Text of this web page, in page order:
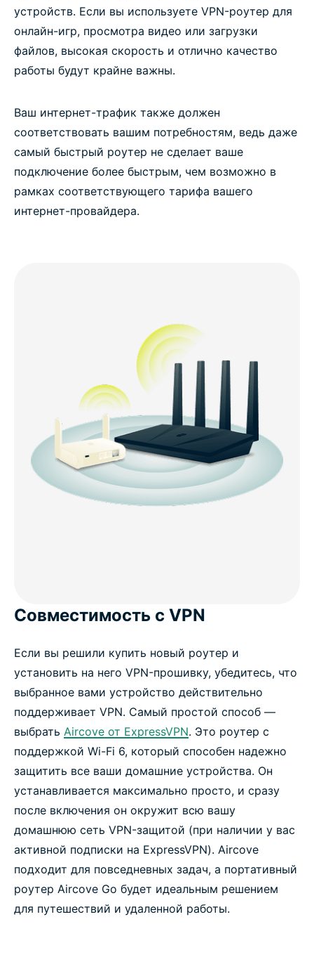
устройств. Если вы используете VPN-роутер для
онлайн-игр, просмотра видео или загрузки
файлов, высокая скорость и отлично качество
работы будут крайне важны.
Ваш интернет-трафик также должен
соответствовать вашим потребностям, ведь даже
самый быстрый роутер не сделает ваше
подключение более быстрым, чем возможно в
рамках соответствующего тарифа вашего
интернет-провайдера.
Совместимость с VPN
Если вы решили купить новый роутер и
установить на него VPN-прошивку, убедитесь, что
выбранное вами устройство действительно
поддерживает VPN. Самый простой способ —
выбрать Aircove от ExpressVPN. Это роутер с
поддержкой Wi-Fi 6, который способен надежно
защитить все ваши домашние устройства. Он
устанавливается максимально просто, и сразу
после включения он окружит всю вашу
домашнюю сеть VPN-защитой (при наличии у вас
активной подписки на ExpressVPN). Aircove
подходит для повседневных задач, а портативный
роутер Aircove Go будет идеальным решением
для путешествий и удаленной работы.